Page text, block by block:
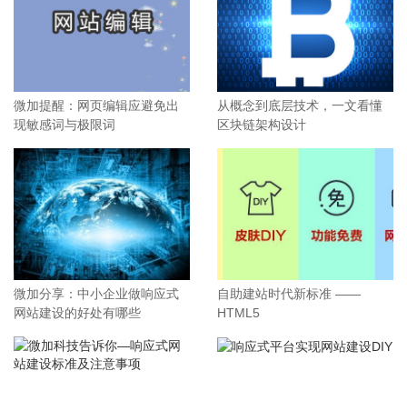
微加提醒：网页编辑应避免出
现敏感词与极限词
从概念到底层技术，一文看懂
区块链架构设计
微加分享：中小企业做响应式
网站建设的好处有哪些
自助建站时代新标准 ——
HTML5